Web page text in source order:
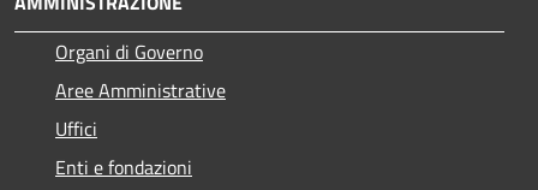
Organi di Governo
Aree Amministrative
Uffici
Enti e fondazioni